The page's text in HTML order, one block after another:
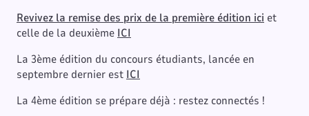
Revivez la remise des prix de la première édition ici et
celle de la deuxième ICI
La 3ème édition du concours étudiants, lancée en
septembre dernier est ICI
La 4ème édition se prépare déjà : restez connectés !